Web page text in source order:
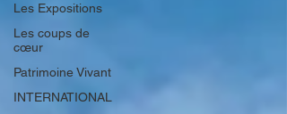
Les Expositions
Les coups de
cœur
Patrimoine Vivant
INTERNATIONAL